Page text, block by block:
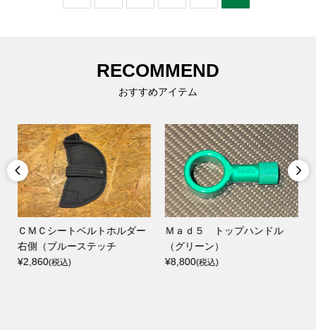
RECOMMEND
おすすめアイテム

ＣＭＣシートベルトホルダー
右側（ブルーステッチ
¥2,860(税込)
Ｍａｄ５ トップハンドル
（グリーン）
¥8,800(税込)
